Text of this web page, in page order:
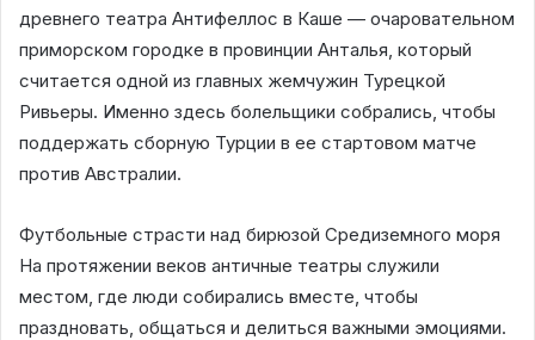
древнего театра Антифеллос в Каше — очаровательном
приморском городке в провинции Анталья, который
считается одной из главных жемчужин Турецкой
Ривьеры. Именно здесь болельщики собрались, чтобы
поддержать сборную Турции в ее стартовом матче
против Австралии.
Футбольные страсти над бирюзой Средиземного моря
На протяжении веков античные театры служили
местом, где люди собирались вместе, чтобы
праздновать, общаться и делиться важными эмоциями.